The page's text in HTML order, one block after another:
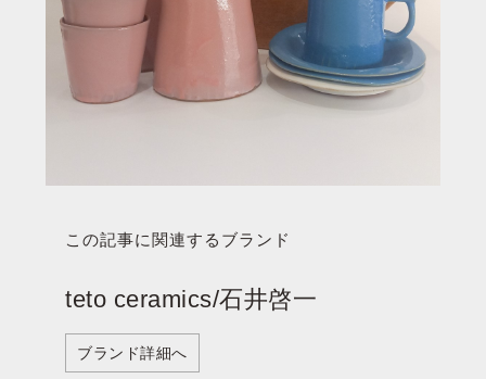
この記事に関連するブランド
teto ceramics/石井啓一
ブランド詳細へ